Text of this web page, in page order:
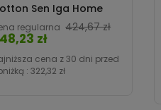
Sen Iga Home
regularna 424,67 zł
zł
cena z 30 dni przed
: 322,32 zł